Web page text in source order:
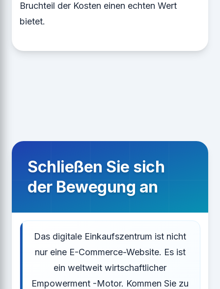
Bruchteil der Kosten einen echten Wert
bietet.
Schließen Sie sich
der Bewegung an
Das digitale Einkaufszentrum ist nicht
nur eine E-Commerce-Website. Es ist
ein weltweit wirtschaftlicher
Empowerment -Motor. Kommen Sie zu